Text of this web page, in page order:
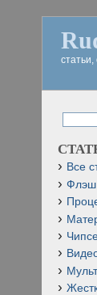
статьи,
Все
Флэш